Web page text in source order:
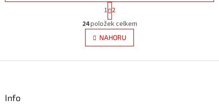
O
v
l
á
S
t
r
á
n
k
v
1 2
24položek celkem
NAHORU
Info